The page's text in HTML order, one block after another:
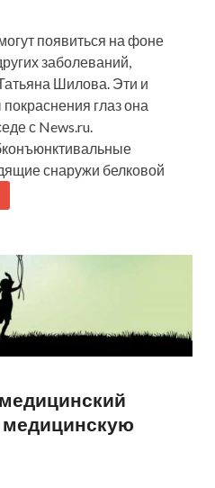
появиться на фоне
заболеваний,
Шилова. Эти и
глаз она
с News.ru.
снаружи белковой
медицинскую